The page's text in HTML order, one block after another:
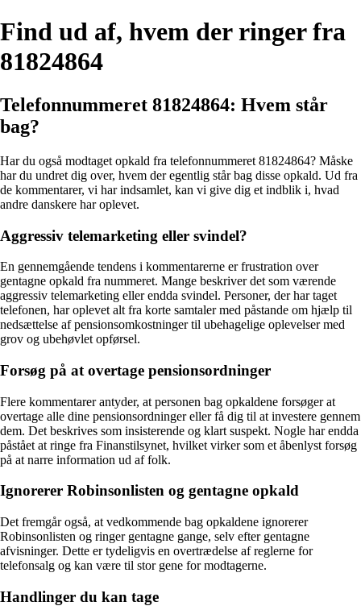
Find ud af, hvem der ringer fra
81824864
Telefonnummeret 81824864: Hvem står
bag?
Har du også modtaget opkald fra telefonnummeret 81824864? Måske
har du undret dig over, hvem der egentlig står bag disse opkald. Ud fra
de kommentarer, vi har indsamlet, kan vi give dig et indblik i, hvad
andre danskere har oplevet.
Aggressiv telemarketing eller svindel?
En gennemgående tendens i kommentarerne er frustration over
gentagne opkald fra nummeret. Mange beskriver det som værende
aggressiv telemarketing eller endda svindel. Personer, der har taget
telefonen, har oplevet alt fra korte samtaler med påstande om hjælp til
nedsættelse af pensionsomkostninger til ubehagelige oplevelser med
grov og ubehøvlet opførsel.
Forsøg på at overtage pensionsordninger
Flere kommentarer antyder, at personen bag opkaldene forsøger at
overtage alle dine pensionsordninger eller få dig til at investere gennem
dem. Det beskrives som insisterende og klart suspekt. Nogle har endda
påstået at ringe fra Finanstilsynet, hvilket virker som et åbenlyst forsøg
på at narre information ud af folk.
Ignorerer Robinsonlisten og gentagne opkald
Det fremgår også, at vedkommende bag opkaldene ignorerer
Robinsonlisten og ringer gentagne gange, selv efter gentagne
afvisninger. Dette er tydeligvis en overtrædelse af reglerne for
telefonsalg og kan være til stor gene for modtagerne.
Handlinger du kan tage